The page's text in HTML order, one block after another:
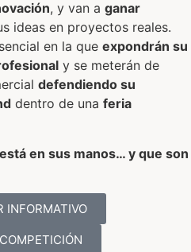
, y van a ganar
ideas en proyectos reales.
en la que expondrán su
y se meterán de
defendiendo su
dentro de una feria
en sus manos… y que son
INFORMATIVO